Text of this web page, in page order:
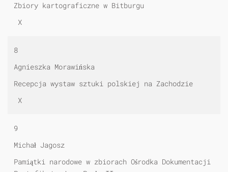
Zbiory kartograficzne w Bitburgu
X
8
Agnieszka Morawińska
Recepcja wystaw sztuki polskiej na Zachodzie
X
9
Michał Jagosz
Pamiątki narodowe w zbiorach Ośrodka Dokumentacji